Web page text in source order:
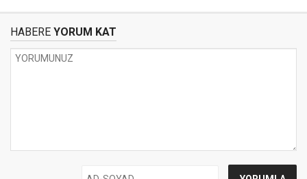
HABERE YORUM KAT